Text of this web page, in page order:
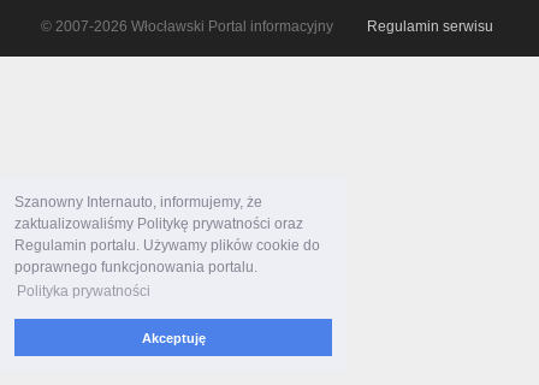
Szanowny Internauto, informujemy, że
zaktualizowaliśmy Politykę prywatności oraz
Regulamin portalu. Używamy plików cookie do
poprawnego funkcjonowania portalu.
Polityka prywatności
Akceptuję
© 2007-2026 Włocławski Portal informacyjny Regulamin serwisu